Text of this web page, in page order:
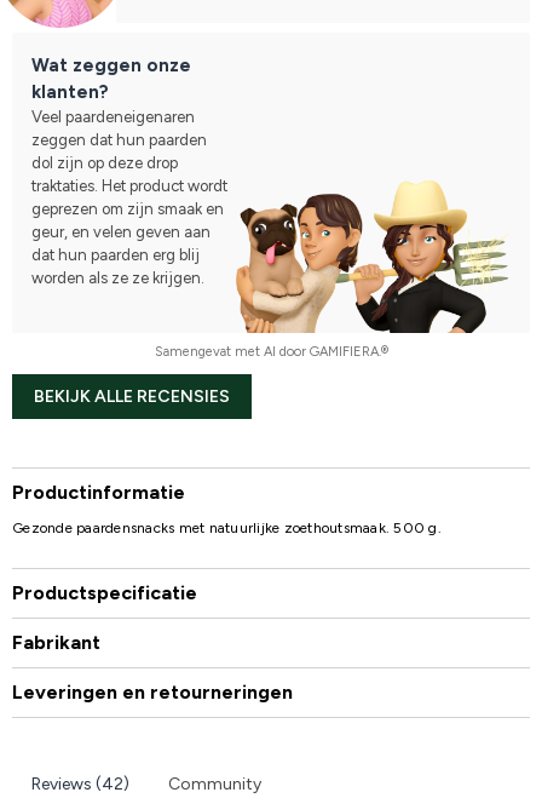
Wat zeggen onze
klanten?
Veel paardeneigenaren
zeggen dat hun paarden
dol zijn op deze drop
traktaties. Het product wordt
geprezen om zijn smaak en
geur, en velen geven aan
dat hun paarden erg blij
worden als ze ze krijgen.
Samengevat met AI door GAMIFIERA.®
BEKIJK ALLE RECENSIES
Productinformatie
Gezonde paardensnacks met natuurlijke zoethoutsmaak. 500 g.
Productspecificatie
Fabrikant
Leveringen en retourneringen
Reviews (42) Community